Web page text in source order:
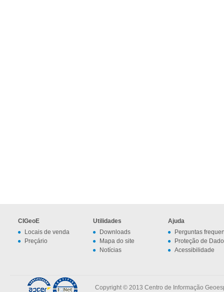
CIGeoE
Locais de venda
Preçário
Utilidades
Downloads
Mapa do site
Notícias
Ajuda
Perguntas
Proteção de
Acessibilidade
Copyright © 2013 Centro de Informação